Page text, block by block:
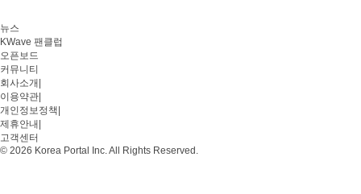
뉴스
KWave 팬클럽
오픈보드
커뮤니티
회사소개
이용약관
개인정보정책
제휴안내
고객센터
© 2026 Korea Portal Inc. All Rights Reserved.